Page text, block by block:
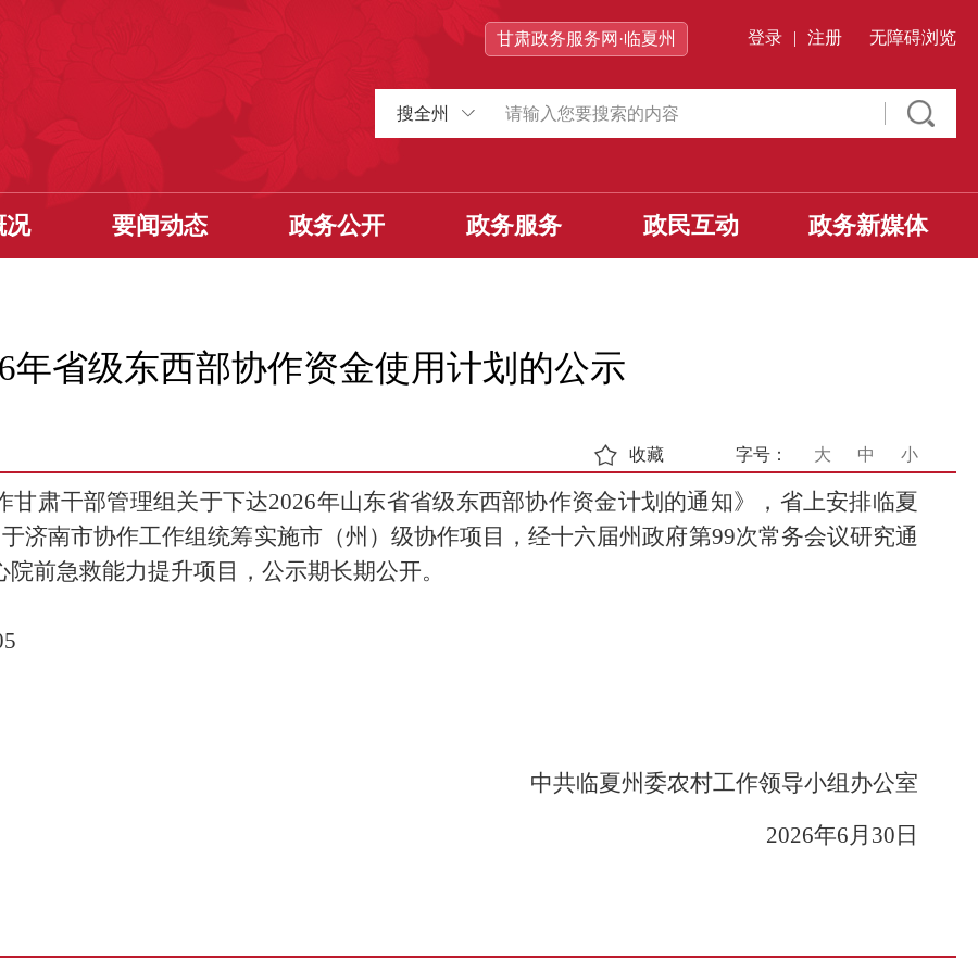
甘肃政务服务网·临夏州 登录 | 注册 无障碍浏览
搜全州
况 要闻动态 政务公开 政务服务 政民互动 政务新媒体
年省级东西部协作资金使用计划的公示
字号： 大 中 小
收藏
肃干部管理组关于下达2026年山东省省级东西部协作资金计划的通知》，省上安排临夏
济南市协作工作组统筹实施市（州）级协作项目，经十六届州政府第99次常务会议研究通
前急救能力提升项目，公示期长期公开。
中共临夏州委农村工作领导小组办公室
2026年6月30日